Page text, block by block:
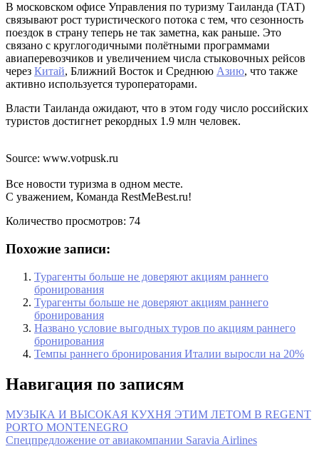
В московском офисе Управления по туризму Таиланда (ТАТ)
связывают рост туристического потока с тем, что сезонность
поездок в страну теперь не так заметна, как раньше. Это
связано с круглогодичными полётными программами
авиаперевозчиков и увеличением числа стыковочных рейсов
через Китай, Ближний Восток и Среднюю Азию, что также
активно используется туроператорами.
Власти Таиланда ожидают, что в этом году число российских
туристов достигнет рекордных 1.9 млн человек.
Source: www.votpusk.ru
Все новости туризма в одном месте.
С уважением, Команда RestMeBest.ru!
Количество просмотров: 74
Похожие записи:
Турагенты больше не доверяют акциям раннего
бронирования
Турагенты больше не доверяют акциям раннего
бронирования
Названо условие выгодных туров по акциям раннего
бронирования
Темпы раннего бронирования Италии выросли на 20%
Навигация по записям
МУЗЫКА И ВЫСОКАЯ КУХНЯ ЭТИМ ЛЕТОМ В REGENT
PORTO MONTENEGRO
Спецпредложение от авиакомпании Saravia Airlines